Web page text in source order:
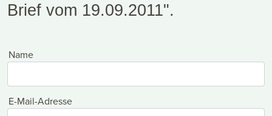
Brief vom 19.09.2011".
Name
E-Mail-Adresse